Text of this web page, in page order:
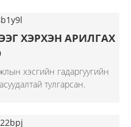
ХЭРХЭН АРИЛГАХ
хэсгийн гадаргуугийн
тулгарсан.